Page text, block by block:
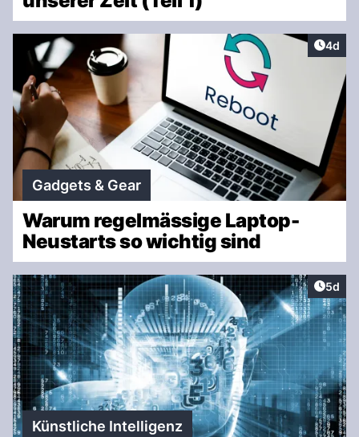
4d
Gadgets & Gear
Warum regelmässige Laptop-
Neustarts so wichtig sind
5d
Künstliche Intelligenz